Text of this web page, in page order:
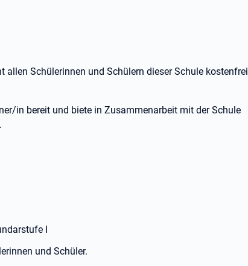
allen Schülerinnen und Schülern dieser Schule kostenfrei
in bereit und biete in Zusammenarbeit mit der Schule
I
und Schüler.